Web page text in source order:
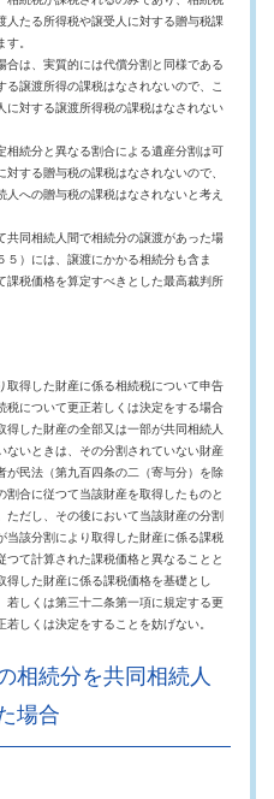
たる所得税や譲受人に対する贈与税課
。
は、実質的には代償分割と同様である
譲渡所得の課税はなされないので、こ
に対する譲渡所得税の課税はなされない
続分と異なる割合による遺産分割は可
する贈与税の課税はなされないので、
への贈与税の課税はなされないと考え
同相続人間で相続分の譲渡があった場
）には、譲渡にかかる相続分も含ま
課税価格を算定すべきとした最高裁判所
得した財産に係る相続税について申告
税について更正若しくは決定をする場合
した財産の全部又は一部が共同相続人
ないときは、その分割されていない財産
が民法（第九百四条の二（寄与分）を除
割合に従つて当該財産を取得したものと
ただし、その後において当該財産の分割
該分割により取得した財産に係る課税
て計算された課税価格と異なることと
した財産に係る課税価格を基礎とし
若しくは第三十二条第一項に規定する更
しくは決定をすることを妨げない。
相続分を共同相続人
場合